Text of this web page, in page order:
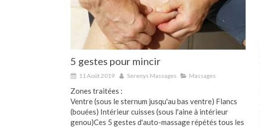
5 gestes pour mincir
11 Août 2019 Serenys Massages Massages
Zones traitées :
Ventre (sous le sternum jusqu'au bas ventre) Flancs
(bouées) Intérieur cuisses (sous l'aine à intérieur
genou)​​​​​​​Ces 5 gestes d'auto-massage répétés tous les